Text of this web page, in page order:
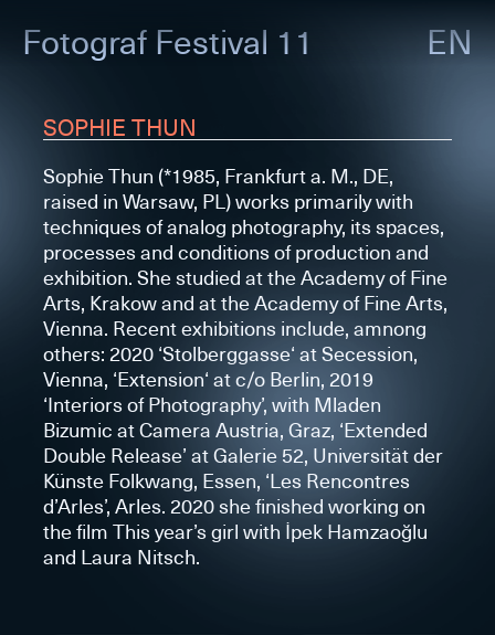
Fotograf Festival 11 EN
SOPHIE THUN
Sophie Thun (*1985, Frankfurt a. M., DE,
raised in Warsaw, PL) works primarily with
techniques of analog photography, its spaces,
processes and conditions of production and
exhibition. She studied at the Academy of Fine
Arts, Krakow and at the Academy of Fine Arts,
Vienna. Recent exhibitions include, amnong
others: 2020 ‘Stolberggasse‘ at Secession,
Vienna, ‘Extension‘ at c/o Berlin, 2019
‘Interiors of Photography’, with Mladen
Bizumic at Camera Austria, Graz, ‘Extended
Double Release’ at Galerie 52, Universität der
Künste Folkwang, Essen, ‘Les Rencontres
d’Arles’, Arles. 2020 she finished working on
the film This year’s girl with İpek Hamzaoğlu
and Laura Nitsch.